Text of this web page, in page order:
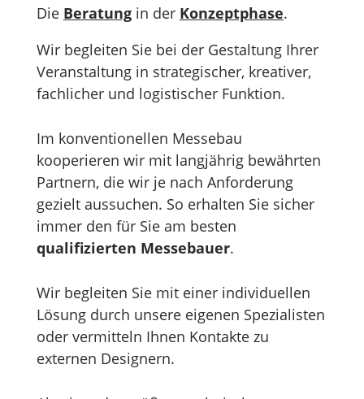
Die Beratungin der Konzeptphase.
Wir begleiten Sie bei der Gestaltung Ihrer
Veranstaltung in strategischer, kreativer,
fachlicher und logistischer Funktion.
Im konventionellen Messebau
kooperieren wir mit langjährig bewährten
Partnern, die wir je nach Anforderung
gezielt aussuchen. So erhalten Sie sicher
immer den für Sie am besten
qualifizierten Messebauer.
Wir begleiten Sie mit einer individuellen
Lösung durch unsere eigenen Spezialisten
oder vermitteln Ihnen Kontakte zu
externen Designern.